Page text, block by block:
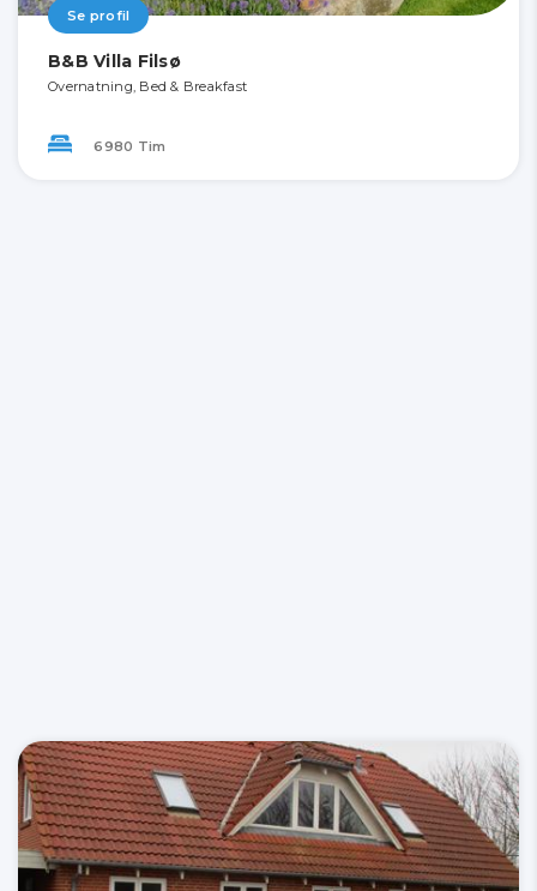
Se profil
B&B Villa Filsø
Overnatning, Bed & Breakfast
6980 Tim